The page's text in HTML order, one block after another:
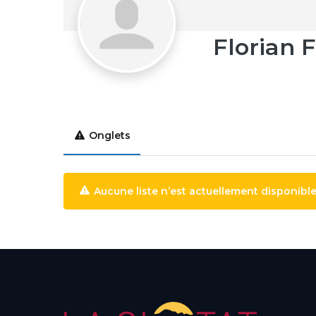
Florian
Onglets
Aucune liste n’est actuellement